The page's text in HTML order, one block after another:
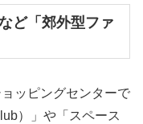
ど「郊外型ファ
ッピングセンターで
）」や「スペース